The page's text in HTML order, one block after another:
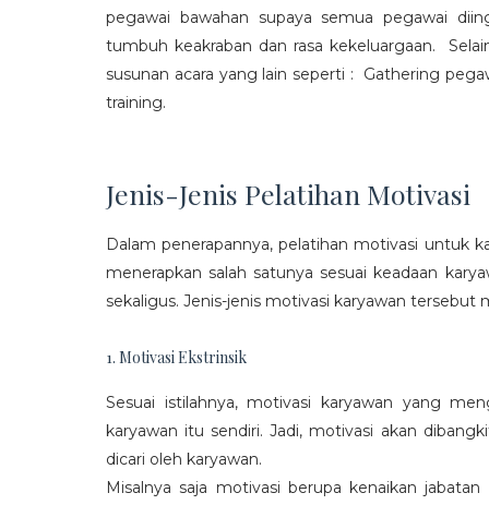
pegawai bawahan supaya semua pegawai
tumbuh keakraban dan rasa kekeluargaan.
susunan acara yang lain seperti : Gathering
training.
Jenis-Jenis Pelatihan Motivasi
Dalam penerapannya, pelatihan motivasi untuk
menerapkan salah satunya sesuai keadaan
sekaligus. Jenis-jenis motivasi karyawan tersebut
1. Motivasi Ekstrinsik
Sesuai istilahnya, motivasi karyawan yang
karyawan itu sendiri. Jadi, motivasi akan
dicari oleh karyawan.
Misalnya saja motivasi berupa kenaikan